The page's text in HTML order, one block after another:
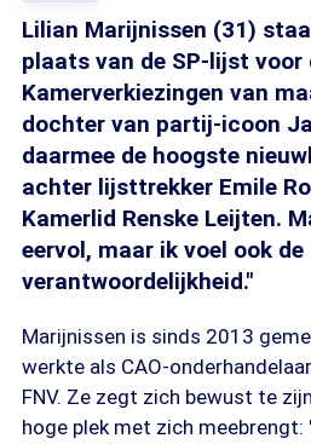
Lilian Marijnissen (31)
plaats van de SP-lijst voor
Kamerverkiezingen van
dochter van partij-icoon
daarmee de hoogste
achter lijsttrekker Emile
Kamerlid Renske Leijten.
eervol, maar ik voel ook de
verantwoordelijkheid."
Marijnissen is sinds 2013
werkte als CAO-
FNV. Ze zegt zich bewust te
hoge plek met zich meebrengt: